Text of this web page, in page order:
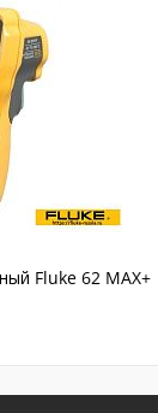
Fluke 62 MAX+